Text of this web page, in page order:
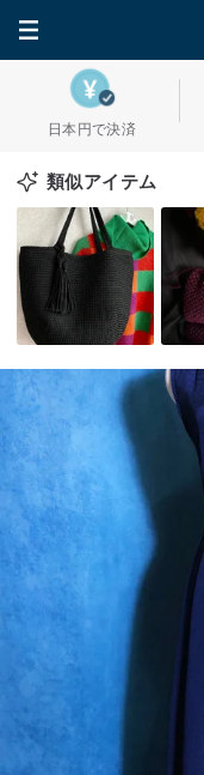
日本円で決済
類似アイテム